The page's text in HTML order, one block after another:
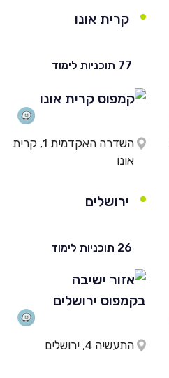
קרית אונו
77 תוכניות לימוד
השדרה האקדמית 1, קרית
אונו
ירושלים
26 תוכניות לימוד
התעשיה 4, ירושלים